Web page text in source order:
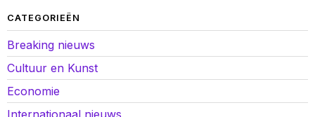
CATEGORIEËN
Breaking nieuws
Cultuur en Kunst
Economie